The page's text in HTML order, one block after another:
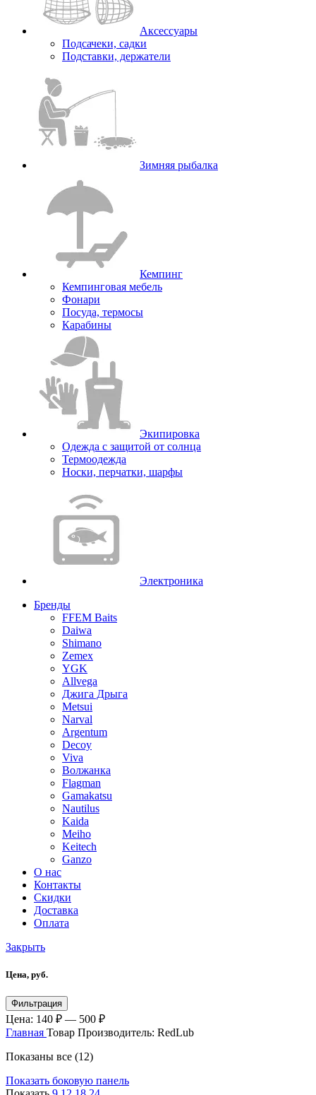
Аксессуары
Подсачеки, садки
Подставки, держатели
Зимняя рыбалка
Кемпинг
Кемпинговая мебель
Фонари
Посуда, термосы
Карабины
Экипировка
Одежда с защитой от солнца
Термоодежда
Носки, перчатки, шарфы
Электроника
Бренды
FFEM Baits
Daiwa
Shimano
Zemex
YGK
Allvega
Джига Дрыга
Metsui
Narval
Argentum
Decoy
Viva
Волжанка
Flagman
Gamakatsu
Nautilus
Kaida
Meiho
Keitech
Ganzo
О нас
Контакты
Скидки
Доставка
Оплата
Закрыть
Цена, руб.
Фильтрация
Цена: 140 ₽ — 500 ₽
Главная Товар Производитель: RedLub
Показаны все (12)
Показать боковую панель